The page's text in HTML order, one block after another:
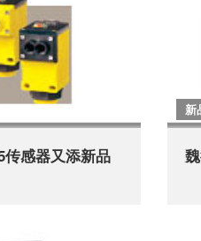
感器又添新品
新